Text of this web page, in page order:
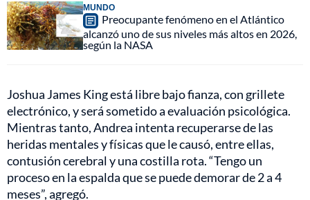
MUNDO
Preocupante fenómeno en el Atlántico
alcanzó uno de sus niveles más altos en 2026,
según la NASA
Joshua James King está libre bajo fianza, con grillete
electrónico, y será sometido a evaluación psicológica.
Mientras tanto, Andrea intenta recuperarse de las
heridas mentales y físicas que le causó, entre ellas,
contusión cerebral y una costilla rota. “Tengo un
proceso en la espalda que se puede demorar de 2 a 4
meses”, agregó.